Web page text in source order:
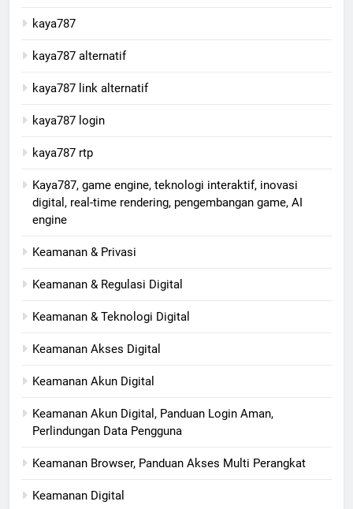
kaya787
kaya787 alternatif
kaya787 link alternatif
kaya787 login
kaya787 rtp
Kaya787, game engine, teknologi interaktif, inovasi
digital, real-time rendering, pengembangan game, AI
engine
Keamanan & Privasi
Keamanan & Regulasi Digital
Keamanan & Teknologi Digital
Keamanan Akses Digital
Keamanan Akun Digital
Keamanan Akun Digital, Panduan Login Aman,
Perlindungan Data Pengguna
Keamanan Browser, Panduan Akses Multi Perangkat
Keamanan Digital